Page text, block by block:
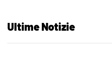
Ultime Notizie